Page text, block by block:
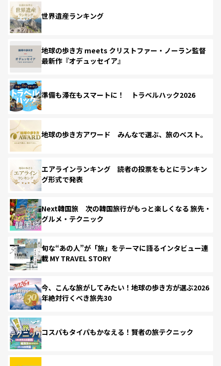
世界遺産ランキング
地球の歩き方 meets クリストファー・ノーラン監督
最新作『オデュッセイア』
準備も滞在もスマートに！ トラベルハック2026
地球の歩き方アワード みんなで選ぶ、旅のベスト。
エアラインランキング 読者の投票をもとにランキン
グ形式で発表
Next韓国旅 次の韓国旅行がもっと楽しくなる 旅先・
グルメ・テクニック
旬な“あの人”が「旅」をテーマに語るインタビュー連
載 MY TRAVEL STORY
今、こんな旅がしてみたい！地球の歩き方が選ぶ2026
年絶対行くべき旅先30
コスパもタイパもかなえる！賢者の旅テクニック